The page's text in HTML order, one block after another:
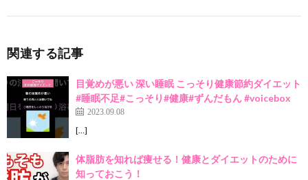
関連する記事
目覚めが悪い 深い睡眠 こっそり健康節約ダイエット
#睡眠不足#こっそり#健康#ずんだもん #voicebox
2023.09.08
[…]
体脂肪を知れば痩せる！健康とダイエットのために
知っておこう！